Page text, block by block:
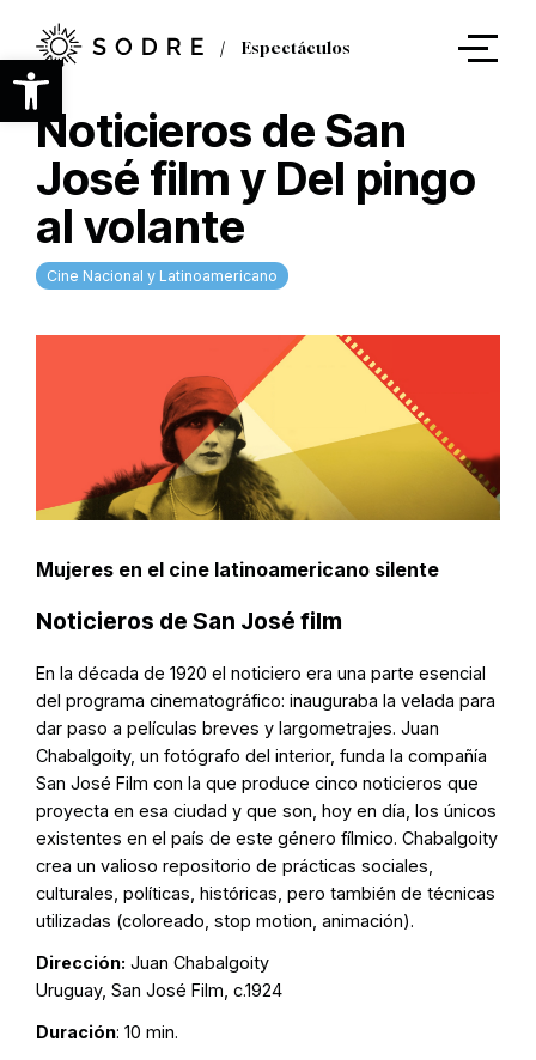
Abrir barra de herramientas
contenido
principal
Espectáculos
Noticieros de San
José film y Del pingo
al volante
Cine Nacional y Latinoamericano
Mujeres en el cine latinoamericano silente
Noticieros de San José film
En la década de 1920 el noticiero era una parte esencial
del programa cinematográfico: inauguraba la velada para
dar paso a películas breves y largometrajes. Juan
Chabalgoity, un fotógrafo del interior, funda la compañía
San José Film con la que produce cinco noticieros que
proyecta en esa ciudad y que son, hoy en día, los únicos
existentes en el país de este género fílmico. Chabalgoity
crea un valioso repositorio de prácticas sociales,
culturales, políticas, históricas, pero también de técnicas
utilizadas (coloreado, stop motion, animación).
Dirección: Juan Chabalgoity
Uruguay, San José Film, c.1924
Duración: 10 min.